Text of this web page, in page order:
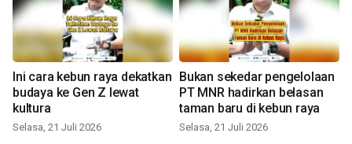
Ini cara kebun raya dekatkan
budaya ke Gen Z lewat
kultura
Selasa, 21 Juli 2026
Bukan sekedar pengelolaan
PT MNR hadirkan belasan
taman baru di kebun raya
Selasa, 21 Juli 2026